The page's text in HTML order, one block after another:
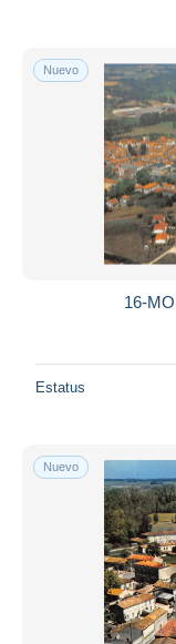
Nuevo
16-
Estatus
Nuevo